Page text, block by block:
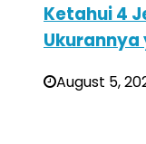
Ketahui 4
Ukurannya
August 5,